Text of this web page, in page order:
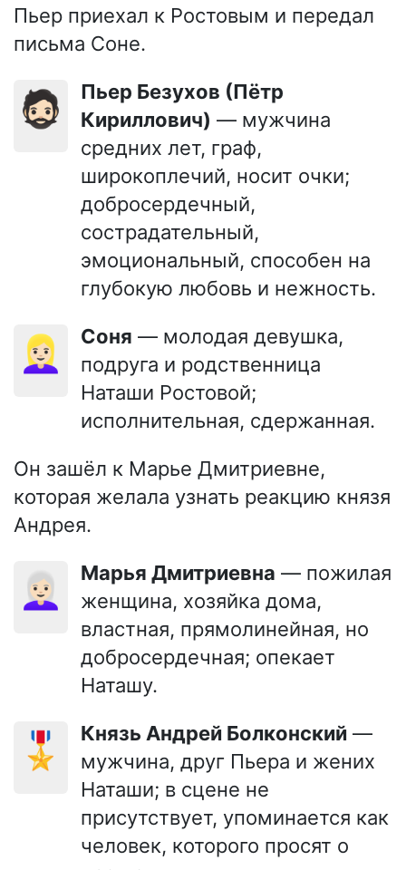
Пьер приехал к Ростовым и передал
письма Соне.
🧔🏻
Пьер Безухов (Пётр
Кириллович) — мужчина
средних лет, граф,
широкоплечий, носит очки;
добросердечный,
сострадательный,
эмоциональный, способен на
глубокую любовь и нежность.
👱🏻‍♀️ Соня — молодая девушка,
подруга и родственница
Наташи Ростовой;
исполнительная, сдержанная.
Он зашёл к Марье Дмитриевне,
которая желала узнать реакцию князя
Андрея.
👩🏻‍🦳 Марья Дмитриевна — пожилая
женщина, хозяйка дома,
властная, прямолинейная, но
добросердечная; опекает
Наташу.
🎖️ Князь Андрей Болконский —
мужчина, друг Пьера и жених
Наташи; в сцене не
присутствует, упоминается как
человек, которого просят о